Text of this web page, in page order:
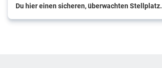
Du hier einen sicheren, überwachten Stellplatz.